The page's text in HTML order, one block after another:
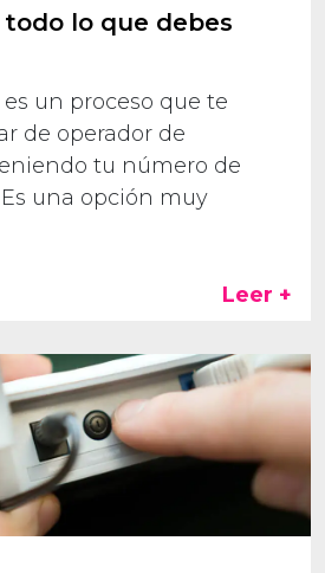
lo que debes
un proceso que te
de operador de
tu número de
una opción muy
Leer +